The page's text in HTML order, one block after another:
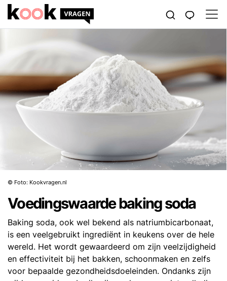
© Foto: Kookvragen.nl
Voedingswaarde baking soda
Baking soda, ook wel bekend als natriumbicarbonaat,
is een veelgebruikt ingrediënt in keukens over de hele
wereld. Het wordt gewaardeerd om zijn veelzijdigheid
en effectiviteit bij het bakken, schoonmaken en zelfs
voor bepaalde gezondheidsdoeleinden. Ondanks zijn